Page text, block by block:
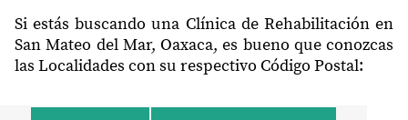
Si estás buscando una Clínica de Rehabilitación en
San Mateo del Mar, Oaxaca, es bueno que conozcas
las Localidades con su respectivo Código Postal: